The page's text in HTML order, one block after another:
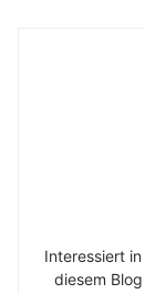
Interessiert
diesem